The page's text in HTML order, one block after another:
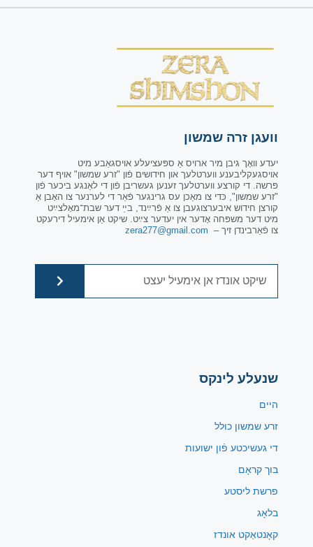
וועגן זרה שמשון
יעדע וואָך גיבן מיר ארויס אַ ספּעציעלע אויסגאַבע מיט
אויסגעקליבענע ווערטלעך און חידושים פֿון "זרע שמשון" אויף דער
פּרשה. די קורצע ווערטלעך זענען געשריבן פֿון די לאַנגע ביכער פֿון
"זרע שמשון", כּדי צו מאַכן עס גרינגער פֿאַר די לערנער צו האָבן אַ
קורצן חידוש איבערצוגעבן צו אַ פֿרײַנד, בײַ דער שבת־מאָלצײַט
מיט דער משפּחה אָדער אין יעדער צײַט. שיקט אַן אימעיל דירעקט
צו פֿאַרבינדן זיך – zera277@gmail.com
שנעלע לינקס
היים
זרע שמשון כולל
די געשיכטע פֿון ישועות
בוך קראָם
פרשת ליסטע
בלאָג
קאָנטאַקט אונדז